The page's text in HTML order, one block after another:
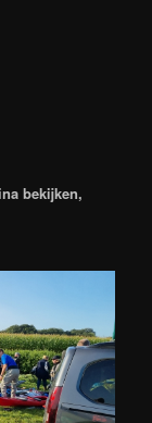
bekijken,